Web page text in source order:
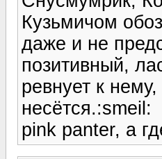
Кузьмичом
даже и не
позитивный,
ревнует к
несётся.:smeil:
pink panter, а